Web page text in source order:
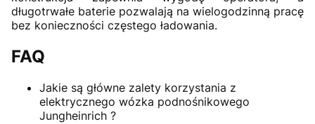
długotrwałe baterie pozwalają na wielogodzinną pracę
bez konieczności częstego ładowania.
FAQ
Jakie są główne zalety korzystania z
elektrycznego wózka podnośnikowego
Jungheinrich ?